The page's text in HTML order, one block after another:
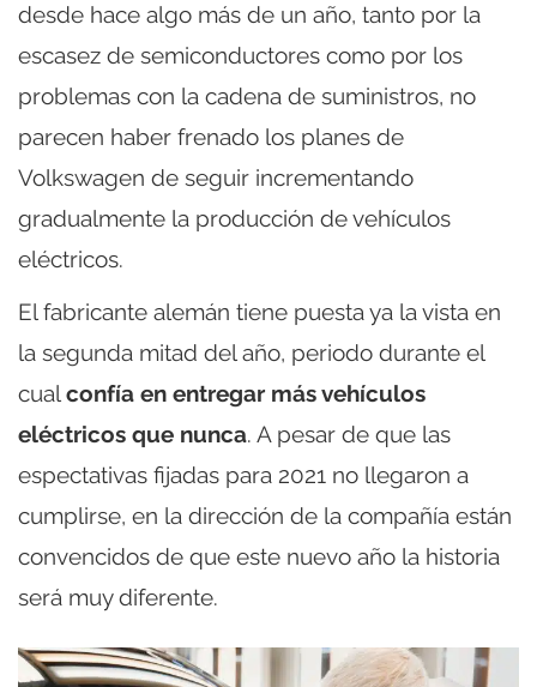
desde hace algo más de un año, tanto por la
escasez de semiconductores como por los
problemas con la cadena de suministros, no
parecen haber frenado los planes de
Volkswagen de seguir incrementando
gradualmente la producción de vehículos
eléctricos.
El fabricante alemán tiene puesta ya la vista en
la segunda mitad del año, periodo durante el
cualconfía en entregar más vehículos
eléctricos que nunca. A pesar de que las
espectativas fijadas para 2021 no llegaron a
cumplirse, en la dirección de la compañía están
convencidos de que este nuevo año la historia
será muy diferente.